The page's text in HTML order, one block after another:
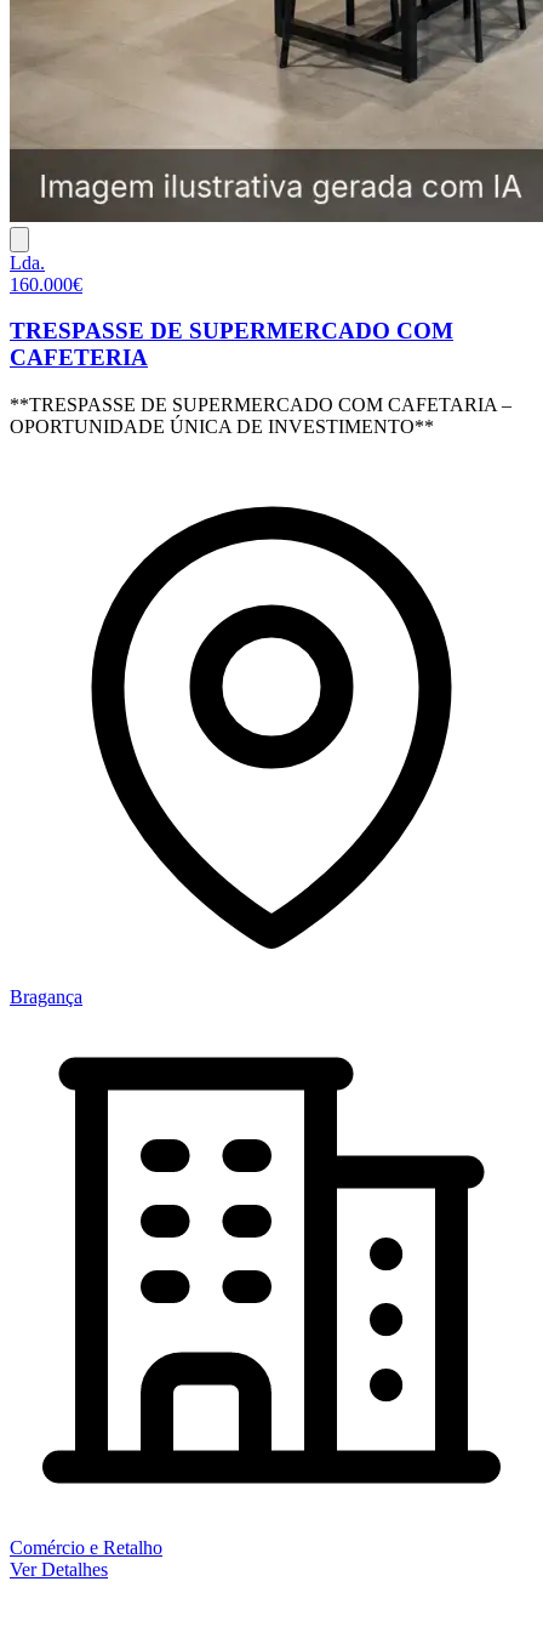
Lda.
160.000€
TRESPASSE DE SUPERMERCADO COM
CAFETERIA
**TRESPASSE DE SUPERMERCADO COM CAFETARIA –
OPORTUNIDADE ÚNICA DE INVESTIMENTO**
Bragança
Comércio e Retalho
Ver Detalhes